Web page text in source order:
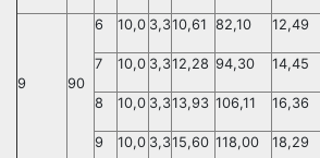
9 90
6 10,0 3,310,61 82,10 12,49
7 10,0 3,312,28 94,30 14,45
8 10,0 3,313,93 106,11 16,36
9 10,0 3,315,60 118,00 18,29